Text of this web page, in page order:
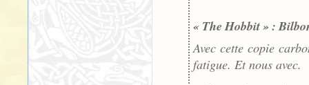
« The Hobbit » :
Avec cette copie
fatigue. Et nous avec.